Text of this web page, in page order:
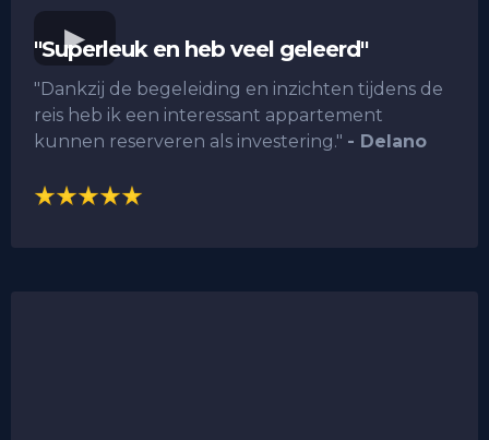
"Superleuk en heb veel geleerd"
"Dankzij de begeleiding en inzichten tijdens de
reis heb ik een interessant appartement
kunnen reserveren als investering." - Delano